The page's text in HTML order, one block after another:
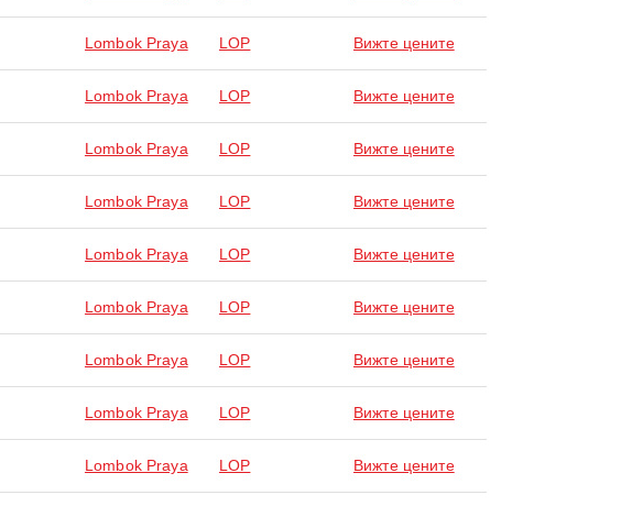
Lombok Praya LOP Вижте цените
Lombok Praya LOP Вижте цените
Lombok Praya LOP Вижте цените
Lombok Praya LOP Вижте цените
Lombok Praya LOP Вижте цените
Lombok Praya LOP Вижте цените
Lombok Praya LOP Вижте цените
Lombok Praya LOP Вижте цените
Lombok Praya LOP Вижте цените